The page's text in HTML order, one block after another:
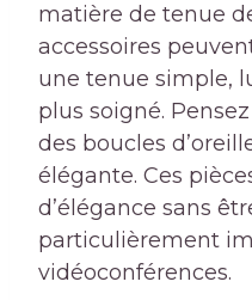
matière de tenue
accessoires
une tenue simple,
plus soigné.
des boucles
élégante. Ces
d’élégance sans
particulièrement
vidéoconférences.